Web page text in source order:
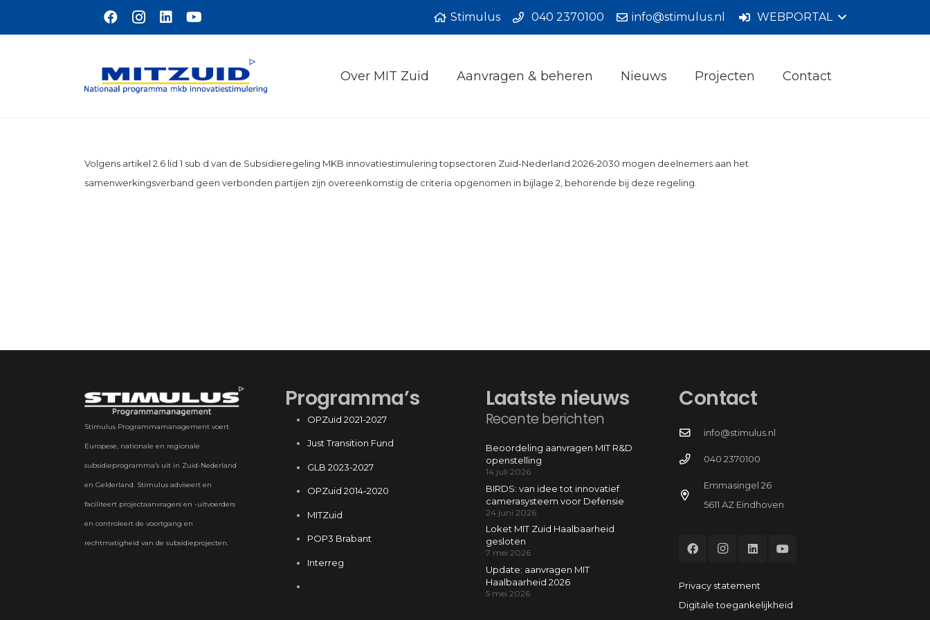
Stimulus 040 2370100 info@stimulus.nl WEBPORTAL
Over MIT Zuid Aanvragen & beheren Nieuws Projecten Contact
Volgens artikel 2.6 lid 1 sub d van de Subsidieregeling MKB innovatiestimulering topsectoren Zuid-Nederland 2026-2030 mogen deelnemers aan het
samenwerkingsverband geen verbonden partijen zijn overeenkomstig de criteria opgenomen in bijlage 2, behorende bij deze regeling.
Stimulus Programmamanagement voert
Europese, nationale en regionale
subsidieprogramma’s uit in Zuid-Nederland
en Gelderland. Stimulus adviseert en
faciliteert projectaanvragers en -uitvoerders
en controleert de voortgang en
rechtmatigheid van de subsidieprojecten.
Programma’s
OPZuid 2021-2027
Just Transition Fund
GLB 2023-2027
OPZuid 2014-2020
MITZuid
POP3 Brabant
Interreg
Laatste nieuws
Recente berichten
Beoordeling aanvragen MIT R&D
openstelling
14 juli 2026
BIRDS: van idee tot innovatief
camerasysteem voor Defensie
24 juni 2026
Loket MIT Zuid Haalbaarheid
gesloten
7 mei 2026
Update: aanvragen MIT
Haalbaarheid 2026
5 mei 2026
Contact
info@stimulus.nl
040 2370100
Emmasingel 26
5611 AZ Eindhoven
Privacy statement
Digitale toegankelijkheid